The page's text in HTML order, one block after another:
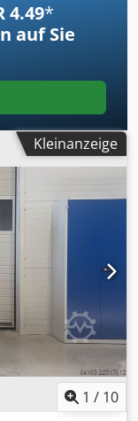
4.49*
auf Sie
Kleinanzeige
1 / 10